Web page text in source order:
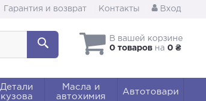
Гарантия и возврат Контакты Вход
В вашей корзине
0 товаров на 0 ₴
Детали
кузова
Масла и
автохимия
Автотовари